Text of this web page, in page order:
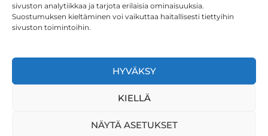
sivuston analytiikkaa ja tarjota erilaisia ominaisuuksia.
Suostumuksen kieltäminen voi vaikuttaa haitallisesti tiettyihin
sivuston toimintoihin.
HYVÄKSY
KIELLÄ
NÄYTÄ ASETUKSET
Ota yhteyttä
RemonttiParkki
info(a)hstoy.fi
F